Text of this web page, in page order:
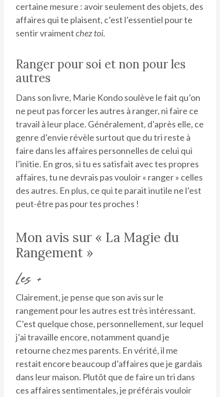
certaine mesure : avoir seulement des objets, des
affaires qui te plaisent, c’est l’essentiel pour te
sentir vraimentchez toi.
Ranger pour soi et non pour les
autres
Dans son livre, Marie Kondo soulève le fait qu’on
ne peut pas forcer les autres à ranger, ni faire ce
travail à leur place. Généralement, d’après elle, ce
genre d’envie révèle surtout que du tri reste à
faire dans les affaires personnelles de celui qui
l’initie. En gros, si tu es satisfait avec tes propres
affaires, tu ne devrais pas vouloir « ranger » celles
des autres. En plus, ce qui te parait inutile ne l’est
peut-être pas pour tes proches !
Mon avis sur « La Magie du
Rangement »
Les +
Clairement, je pense que son avis sur le
rangement pour les autres est très intéressant.
C’est quelque chose, personnellement, sur lequel
j’ai travaille encore, notamment quand je
retourne chez mes parents. En vérité, il me
restait encore beaucoup d’affaires que je gardais
dans leur maison. Plutôt que de faire un tri dans
ces affaires sentimentales, je préférais vouloir